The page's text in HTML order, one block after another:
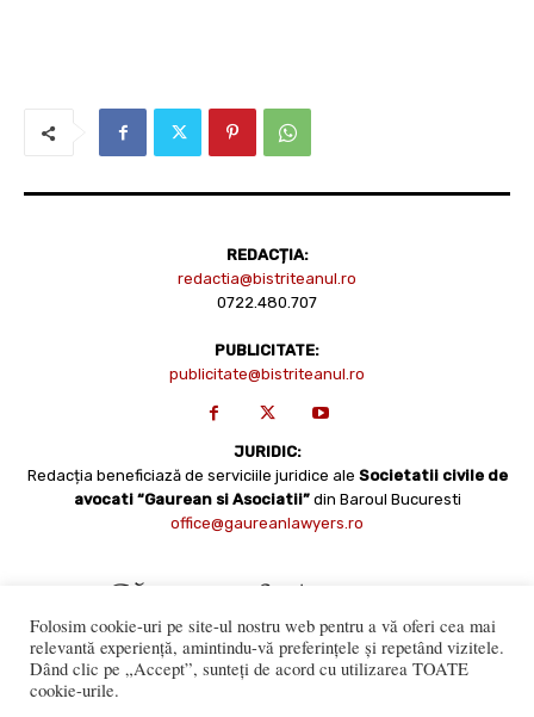
REDACȚIA:
redactia@bistriteanul.ro
0722.480.707
PUBLICITATE:
publicitate@bistriteanul.ro
JURIDIC:
Redacția beneficiază de serviciile juridice ale Societatii civile de
avocati “Gaurean si Asociatii” din Baroul Bucuresti
office@gaureanlawyers.ro
Folosim cookie-uri pe site-ul nostru web pentru a vă oferi cea mai
relevantă experiență, amintindu-vă preferințele și repetând vizitele.
Dând clic pe „Accept”, sunteți de acord cu utilizarea TOATE
cookie-urile.